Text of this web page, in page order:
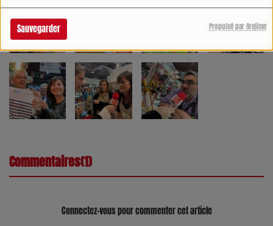
Sauvegarder Propulsé par Orejime
Commentaires(1)
Connectez-vous pour commenter cet article